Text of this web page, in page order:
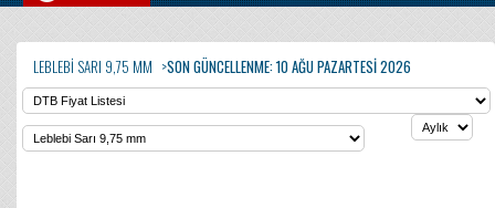
LEBLEBI SARI 9,75 MM SON GÜNCELLENME: 10 AĞU PAZARTESI 2026